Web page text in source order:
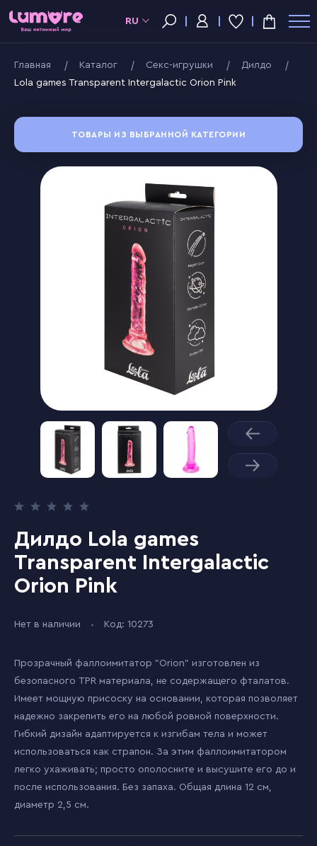
RU
Главная Kаталог Секс-игрушки
Дилдо
Lola games Transparent Intergalactic Orion Pink
ТОВАРЫ ИЗ ВЫБРАННОЙ КАТЕГОРИИ
Дилдо Lola games
Transparent Intergalactic
Orion Pink
Нет в наличии Код: 10273
Прозрачный фаллоимитатор "Orion" изготовлен из
безопасного TPR материала, не содержащего фталатов.
Имеет мощную присоску на основании, которая позволяет
надежно закрепить его на любой ровной поверхности.
Гибкий дизайн адаптируется к изгибам тела и может
использоваться как страпон. За этим фаллоимитатором
легко ухаживать; просто ополосните и высушите его до и
после использования. Без запаха. Общая длина 12 см,
диаметр 2,5 см.